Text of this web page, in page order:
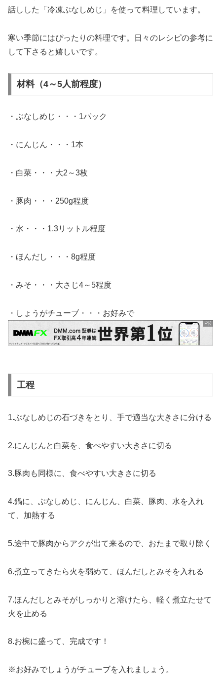
話しした「冷凍ぶなしめじ」を使って料理しています。
寒い季節にはぴったりの料理です。日々のレシピの参考に
して下さると嬉しいです。
材料（4～5人前程度）
・ぶなしめじ・・・1パック
・にんじん・・・1本
・白菜・・・大2～3枚
・豚肉・・・250g程度
・水・・・1.3リットル程度
・ほんだし・・・8g程度
・みそ・・・大さじ4～5程度
・しょうがチューブ・・・お好みで
工程
1.ぶなしめじの石づきをとり、手で適当な大きさに分ける
2.にんじんと白菜を、食べやすい大きさに切る
3.豚肉も同様に、食べやすい大きさに切る
4.鍋に、ぶなしめじ、にんじん、白菜、豚肉、水を入れ
て、加熱する
5.途中で豚肉からアクが出て来るので、おたまで取り除く
6.煮立ってきたら火を弱めて、ほんだしとみそを入れる
7.ほんだしとみそがしっかりと溶けたら、軽く煮立たせて
火を止める
8.お椀に盛って、完成です！
※お好みでしょうがチューブを入れましょう。